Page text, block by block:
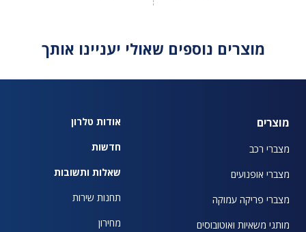
מוצרים נוספים שאולי יעניינו אותך
מוצרים
מצברי רכב
מצברי אופנועים
מצברי פריקה עמוקה
מותגי משאיות ואוטובוסים
אודות טלרון
חדשות
שאלות ותשובות
תחנות שירות
מחירון